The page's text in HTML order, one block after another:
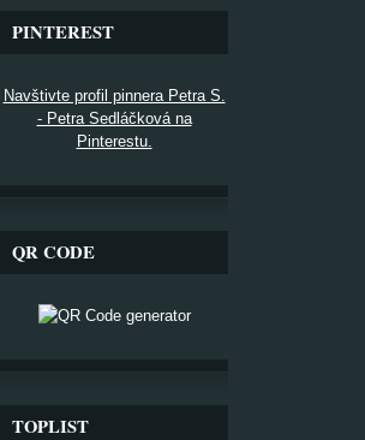
PINTEREST
Navštivte profil pinnera Petra S.
- Petra Sedláčková na
Pinterestu.
QR CODE
TOPLIST